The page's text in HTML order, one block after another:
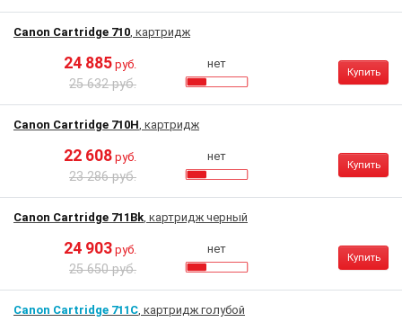
Canon Cartridge 710, картридж
24 885 руб.
25 632 руб.
нет
Купить
Canon Cartridge 710H, картридж
22 608 руб.
23 286 руб.
нет
Купить
Canon Cartridge 711Bk, картридж черный
24 903 руб.
25 650 руб.
нет
Купить
Canon Cartridge 711C, картридж голубой